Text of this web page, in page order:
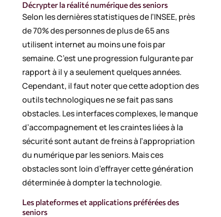
Décrypter la réalité numérique des seniors
Selon les dernières statistiques de l’INSEE, près
de 70% des personnes de plus de 65 ans
utilisent internet au moins une fois par
semaine. C’est une progression fulgurante par
rapport à il y a seulement quelques années.
Cependant, il faut noter que cette adoption des
outils technologiques ne se fait pas sans
obstacles. Les interfaces complexes, le manque
d’accompagnement et les craintes liées à la
sécurité sont autant de freins à l’appropriation
du numérique par les seniors. Mais ces
obstacles sont loin d’effrayer cette génération
déterminée à dompter la technologie.
Les plateformes et applications préférées des
seniors